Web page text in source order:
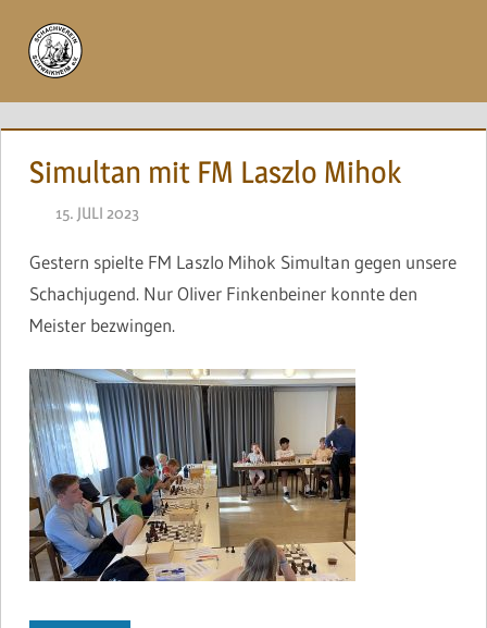
Inhalt
springen
Simultan mit FM Laszlo Mihok
15. JULI 2023
Gestern spielte FM Laszlo Mihok Simultan gegen unsere
Schachjugend. Nur Oliver Finkenbeiner konnte den
Meister bezwingen.